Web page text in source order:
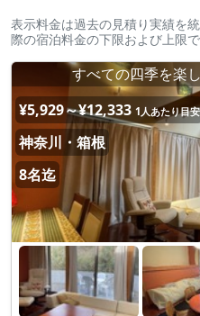
表示料金は過去の見積り実績を
際の宿泊料金の下限および上限で
すべての四季を楽
¥5,929～¥12,333 1人あたり目安
神奈川・箱根
8名迄